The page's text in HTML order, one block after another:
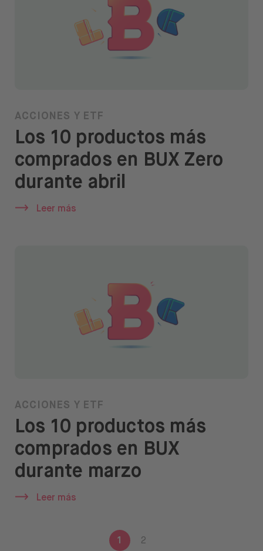
ACCIONES Y ETF
Los 10 productos más
comprados en BUX Zero
durante abril
Leer más
ACCIONES Y ETF
Los 10 productos más
comprados en BUX
durante marzo
Leer más
Paginación de entradas
1 2